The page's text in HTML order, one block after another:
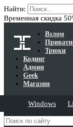
Найти:
Временная скидка
Взлом
Трюки
Кодинг
Админ
Geek
Магазин
Windows